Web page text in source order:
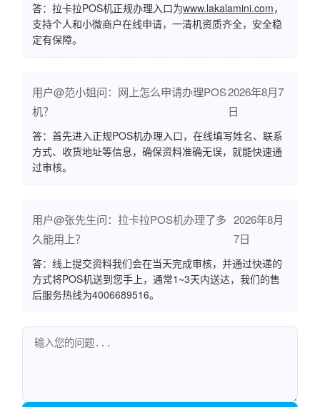
答：拉卡拉POS机正规办理入口为www.lakalamini.com，
支持个人和小微商户在线申请，一清机资质齐全，安全稳
定有保障。
用户@范小姐问：网上怎么申请办理POS
机？
2026年8月7
日
答：首先进入正规POS机办理入口，在线填写姓名、联系
方式、收货地址等信息，确保资料准确无误，就能快速通
过审核。
用户@张先生问：拉卡拉POS机办理了多
久能用上？
2026年8月
7日
答：线上提交资料我们会在当天完成审核，并通过快递的
方式将POS机送到您手上，通常1~3天内送达，我们的售
后服务热线为4006689516。